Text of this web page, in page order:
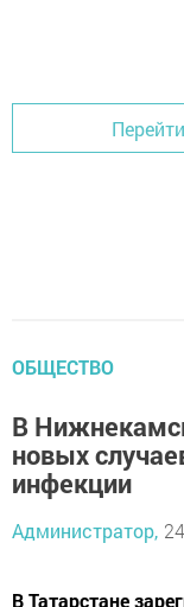
ОБЩЕСТВО
В
новых
инфекции
Администратор,
В Татарстане